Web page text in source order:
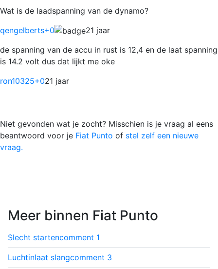
Wat is de laadspanning van de dynamo?
qengelberts+0
21 jaar
de spanning van de accu in rust is 12,4 en de laat spanning
is 14.2 volt dus dat lijkt me oke
ron10325+021 jaar
Niet gevonden wat je zocht? Misschien is je vraag al eens
beantwoord voor je Fiat Punto of stel zelf een nieuwe
vraag.
Meer binnen Fiat Punto
Slecht startencomment 1
Luchtinlaat slangcomment 3